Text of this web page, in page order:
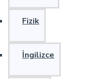
Fizik
İngilizce